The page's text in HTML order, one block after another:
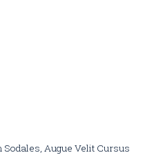
Sodales, Augue Velit Cursus